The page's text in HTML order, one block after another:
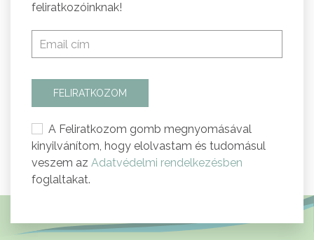
feliratkozóinknak!
FELIRATKOZOM
A Feliratkozom gomb megnyomásával
kinyilvánítom, hogy elolvastam és tudomásul
veszem az Adatvédelmi rendelkezésben
foglaltakat.